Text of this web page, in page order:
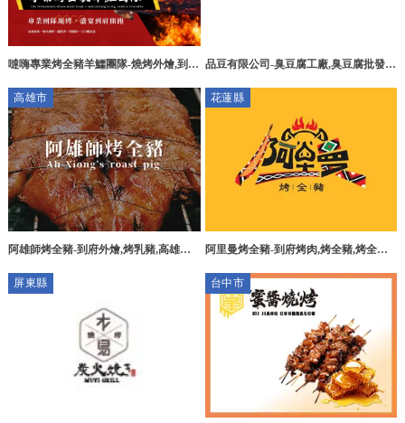
噠嗨專業烤全豬羊鱷團隊-燒烤外燴,到府
烤外燴
品豆有限公司-臭豆腐工廠,臭豆腐批發,
高雄市
阿雄師烤全豬-到府外燴,烤乳豬,高雄到
花蓮縣
阿里曼烤全豬-到府烤肉,烤全豬,烤全豬
溪烤全豬
屏東縣 台中市